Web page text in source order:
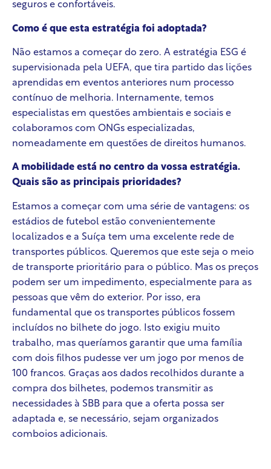
seguros e confortáveis.
Como é que esta estratégia foi adoptada?
Não estamos a começar do zero. A estratégia ESG é
supervisionada pela UEFA, que tira partido das lições
aprendidas em eventos anteriores num processo
contínuo de melhoria. Internamente, temos
especialistas em questões ambientais e sociais e
colaboramos com ONGs especializadas,
nomeadamente em questões de direitos humanos.
A mobilidade está no centro da vossa estratégia.
Quais são as principais prioridades?
Estamos a começar com uma série de vantagens: os
estádios de futebol estão convenientemente
localizados e a Suíça tem uma excelente rede de
transportes públicos. Queremos que este seja o meio
de transporte prioritário para o público. Mas os preços
podem ser um impedimento, especialmente para as
pessoas que vêm do exterior. Por isso, era
fundamental que os transportes públicos fossem
incluídos no bilhete do jogo. Isto exigiu muito
trabalho, mas queríamos garantir que uma família
com dois filhos pudesse ver um jogo por menos de
100 francos. Graças aos dados recolhidos durante a
compra dos bilhetes, podemos transmitir as
necessidades à SBB para que a oferta possa ser
adaptada e, se necessário, sejam organizados
comboios adicionais.